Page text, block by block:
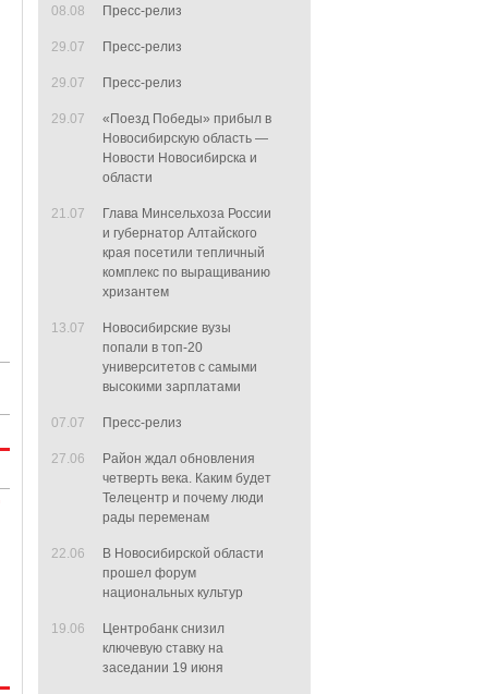
08.08 Пресс-релиз
29.07 Пресс-релиз
29.07 Пресс-релиз
29.07
«Поезд Победы» прибыл в
Новосибирскую область —
Новости Новосибирска и
области
21.07
Глава Минсельхоза России
и губернатор Алтайского
края посетили тепличный
комплекс по выращиванию
хризантем
13.07
Новосибирские вузы
попали в топ-20
университетов с самыми
высокими зарплатами
07.07 Пресс-релиз
27.06
Район ждал обновления
четверть века. Каким будет
Телецентр и почему люди
рады переменам
22.06
В Новосибирской области
прошел форум
национальных культур
19.06
Центробанк снизил
ключевую ставку на
заседании 19 июня